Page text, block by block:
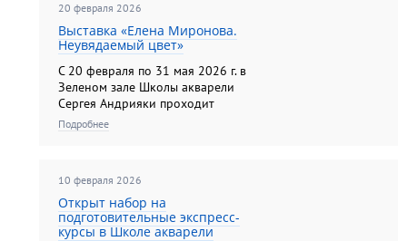
познакомят с программой
обучения, педагоги наглядно
продемонстрируют уникальность
авторской методики, ...
20 февраля 2026
Выставка «Елена Миронова.
Неувядаемый цвет»
С 20 февраля по 31 мая 2026 г. в
Зеленом зале Школы акварели
Сергея Андрияки проходит
персональная выставка ведущего
художника-педагога Школы
около 60 произведений,
выполненных в технике ...
Подробнее
10 февраля 2026
Открыт набор на
подготовительные экспресс-
курсы в Школе акварели